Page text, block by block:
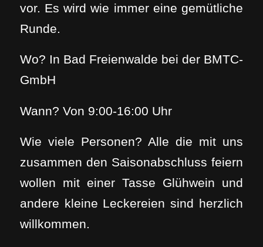
vor. Es wird wie immer eine gemütliche
Runde.
Wo? In Bad Freienwalde bei der BMTC-
GmbH
Wann? Von 9:00-16:00 Uhr
Wie viele Personen? Alle die mit uns
zusammen den Saisonabschluss feiern
wollen mit einer Tasse Glühwein und
andere kleine Leckereien sind herzlich
willkommen.